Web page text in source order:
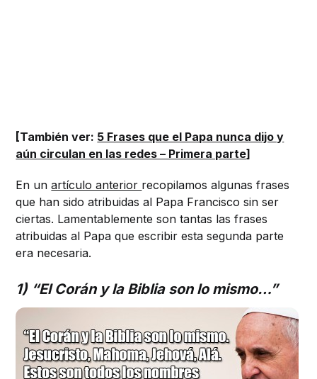
[También ver: 5 Frases que el Papa nunca dijo y
aún circulan en las redes – Primera parte]
En unartículo anterior recopilamos algunas frases
que han sido atribuidas al Papa Francisco sin ser
ciertas. Lamentablemente son tantas las frases
atribuidas al Papa que escribir esta segunda parte
era necesaria.
1) “El Corán y la Biblia son lo mismo…”